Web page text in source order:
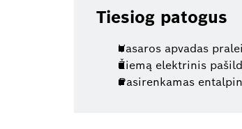
Tiesiog patogus
Vasaros apvadas
Žiemą elektrinis
Pasirenkamas